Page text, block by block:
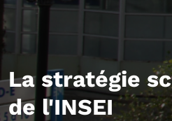
La stratégie
de l'INSEI